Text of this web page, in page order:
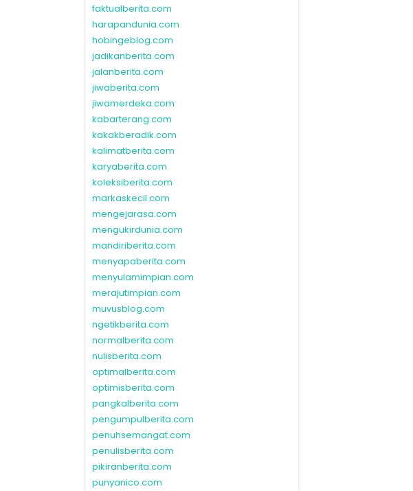
faktualberita.com
harapandunia.com
hobingeblog.com
jadikanberita.com
jalanberita.com
jiwaberita.com
jiwamerdeka.com
kabarterang.com
kakakberadik.com
kalimatberita.com
karyaberita.com
koleksiberita.com
markaskecil.com
mengejarasa.com
mengukirdunia.com
mandiriberita.com
menyapaberita.com
menyulamimpian.com
merajutimpian.com
muvusblog.com
ngetikberita.com
normalberita.com
nulisberita.com
optimalberita.com
optimisberita.com
pangkalberita.com
pengumpulberita.com
penuhsemangat.com
penulisberita.com
pikiranberita.com
punyanico.com